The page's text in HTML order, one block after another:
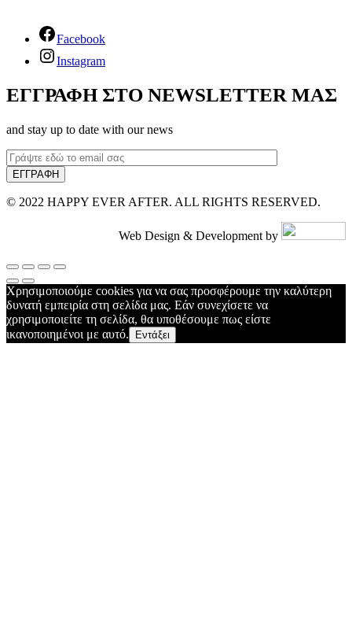
Facebook
Instagram
ΕΓΓΡΑΦΗ ΣΤΟ NEWSLETTER ΜΑΣ
and stay up to date with our news
© 2022 HAPPY EVER AFTER. ALL RIGHTS RESERVED.
Web Design & Development by
Χρησιμοποιούμε cookies για να σας προσφέρουμε την καλύτερη
δυνατή εμπειρία στη σελίδα μας. Εάν συνεχίσετε να
χρησιμοποιείτε τη σελίδα, θα υποθέσουμε πως είστε
ικανοποιημένοι με αυτό.
Εντάξει